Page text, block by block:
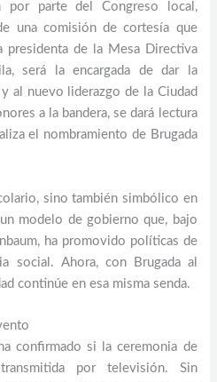
por parte del Congreso local,
una comisión de cortesía que
presidenta de la Mesa Directiva
será la encargada de dar la
al nuevo liderazgo de la Ciudad
a la bandera, se dará lectura
el nombramiento de Brugada
sino también simbólico en
modelo de gobierno que, bajo
ha promovido políticas de
social. Ahora, con Brugada al
continúe en esa misma senda.
confirmado si la ceremonia de
por televisión. Sin